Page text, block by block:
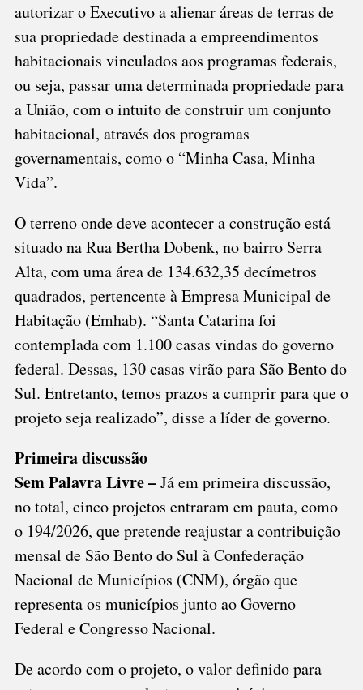
autorizar o Executivo a alienar áreas de terras de
sua propriedade destinada a empreendimentos
habitacionais vinculados aos programas federais,
ou seja, passar uma determinada propriedade para
a União, com o intuito de construir um conjunto
habitacional, através dos programas
governamentais, como o “Minha Casa, Minha
Vida”.
O terreno onde deve acontecer a construção está
situado na Rua Bertha Dobenk, no bairro Serra
Alta, com uma área de 134.632,35 decímetros
quadrados, pertencente à Empresa Municipal de
Habitação (Emhab). “Santa Catarina foi
contemplada com 1.100 casas vindas do governo
federal. Dessas, 130 casas virão para São Bento do
Sul. Entretanto, temos prazos a cumprir para que o
projeto seja realizado”, disse a líder de governo.
Primeira discussão
Sem Palavra Livre –Já em primeira discussão,
no total, cinco projetos entraram em pauta, como
o 194/2026, que pretende reajustar a contribuição
mensal de São Bento do Sul à Confederação
Nacional de Municípios (CNM), órgão que
representa os municípios junto ao Governo
Federal e Congresso Nacional.
De acordo com o projeto, o valor definido para